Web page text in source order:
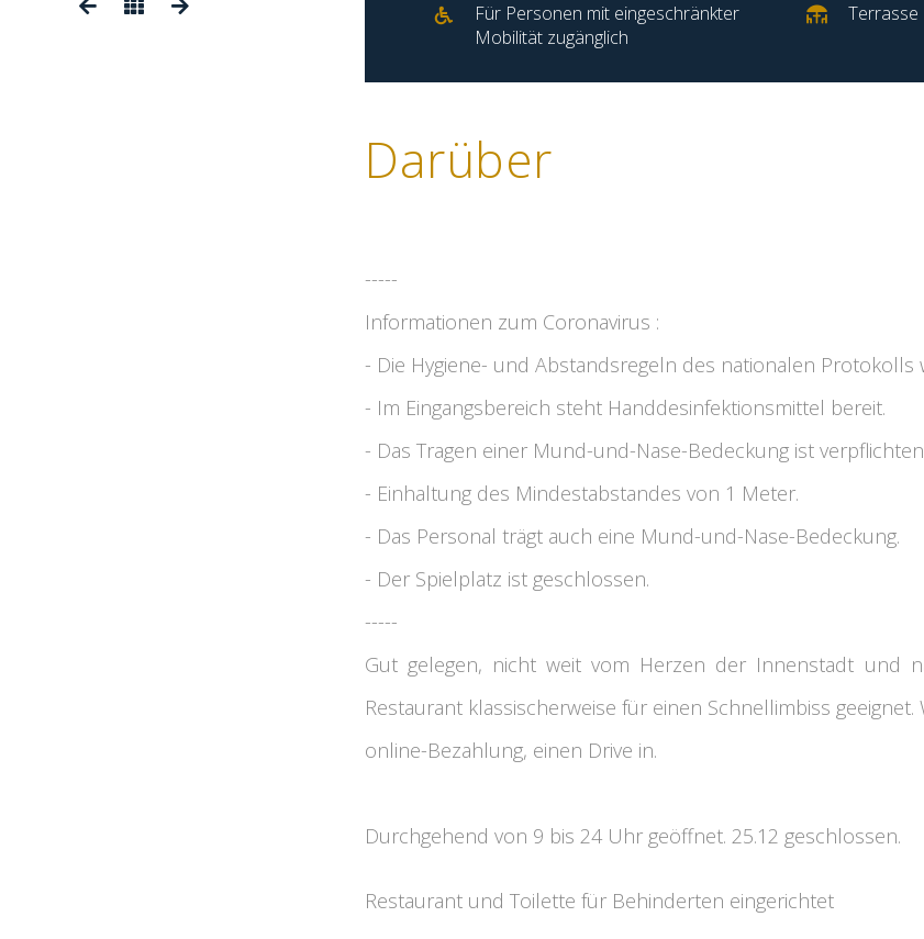
Für Personen mit eingeschränkter
Mobilität zugänglich
Terrasse
Darüber
-----
Informationen zum Coronavirus :
- Die Hygiene- und Abstandsregeln des nationalen Protokolls
- Im Eingangsbereich steht Handdesinfektionsmittel bereit.
- Das Tragen einer Mund-und-Nase-Bedeckung ist
- Einhaltung des Mindestabstandes von 1 Meter.
- Das Personal trägt auch eine Mund-und-Nase-Bedeckung.
- Der Spielplatz ist geschlossen.
-----
Gut gelegen, nicht weit vom Herzen der Innenstadt und
Restaurant klassischerweise für einen Schnellimbiss
online-Bezahlung, einen Drive in.
Durchgehend von 9 bis 24 Uhr geöffnet. 25.12 geschlossen.
Restaurant und Toilette für Behinderten eingerichtet